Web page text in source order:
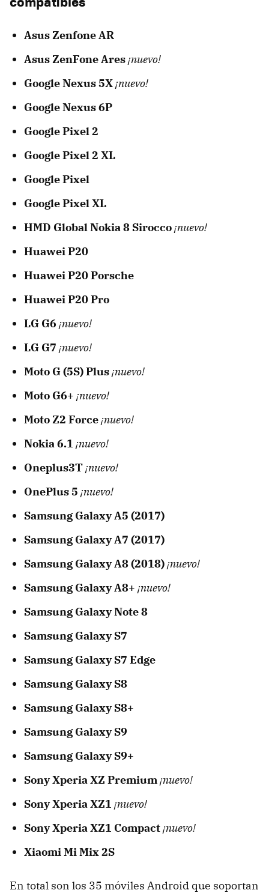
Asus Zenfone AR
Asus ZenFone Ares¡nuevo!
Google Nexus 5X¡nuevo!
Google Nexus 6P
Google Pixel 2
Google Pixel 2 XL
Google Pixel
Google Pixel XL
HMD Global Nokia 8 Sirocco¡nuevo!
Huawei P20
Huawei P20 Porsche
Huawei P20 Pro
LG G6 ¡nuevo!
LG G7 ¡nuevo!
Moto G (5S) Plus¡nuevo!
Moto G6+ ¡nuevo!
Moto Z2 Force¡nuevo!
Nokia 6.1 ¡nuevo!
Oneplus3T¡nuevo!
OnePlus 5 ¡nuevo!
Samsung Galaxy A5 (2017)
Samsung Galaxy A7 (2017)
Samsung Galaxy A8 (2018)¡nuevo!
Samsung Galaxy A8+ ¡nuevo!
Samsung Galaxy Note 8
Samsung Galaxy S7
Samsung Galaxy S7 Edge
Samsung Galaxy S8
Samsung Galaxy S8+
Samsung Galaxy S9
Samsung Galaxy S9+
Sony Xperia XZ Premium¡nuevo!
Sony Xperia XZ1 ¡nuevo!
Sony Xperia XZ1 Compact¡nuevo!
Xiaomi Mi Mix 2S
En total son los 35 móviles Android que soportan